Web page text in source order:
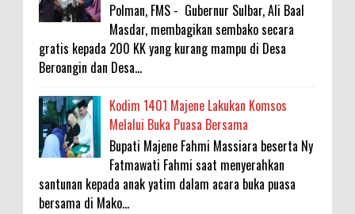
Polman, FMS - Gubernur Sulbar, Ali Baal
Masdar, membagikan sembako secara
gratis kepada 200 KK yang kurang mampu di Desa
Beroangin dan Desa...
Kodim 1401 Majene Lakukan Komsos
Melalui Buka Puasa Bersama
Bupati Majene Fahmi Massiara beserta Ny
Fatmawati Fahmi saat menyerahkan
santunan kepada anak yatim dalam acara buka puasa
bersama di Mako...